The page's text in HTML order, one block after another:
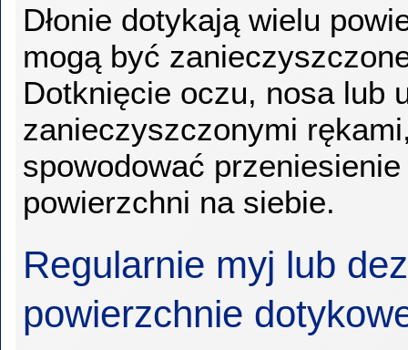
Dłonie dotykają wielu
mogą być
Dotknięcie oczu, nosa lub
zanieczyszczonymi
spowodować
powierzchni na siebie.
Regularnie myj lub
powierzchnie